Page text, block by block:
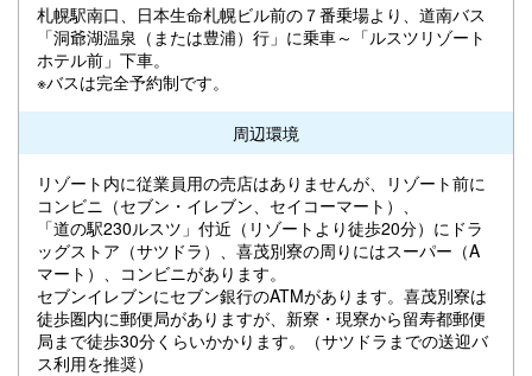
札幌駅南口、日本生命札幌ビル前の７番乗場より、道南バス
「洞爺湖温泉（または豊浦）行」に乗車～「ルスツリゾート
ホテル前」下車。
※バスは完全予約制です。
周辺環境
リゾート内に従業員用の売店はありませんが、リゾート前に
コンビニ（セブン・イレブン、セイコーマート）、
「道の駅230ルスツ」付近（リゾートより徒歩20分）にドラ
ッグストア（サツドラ）、喜茂別寮の周りにはスーパー（A
マート）、コンビニがあります。
セブンイレブンにセブン銀行のATMがあります。喜茂別寮は
徒歩圏内に郵便局がありますが、新寮・現寮から留寿都郵便
局まで徒歩30分くらいかかります。（サツドラまでの送迎バ
ス利用を推奨）